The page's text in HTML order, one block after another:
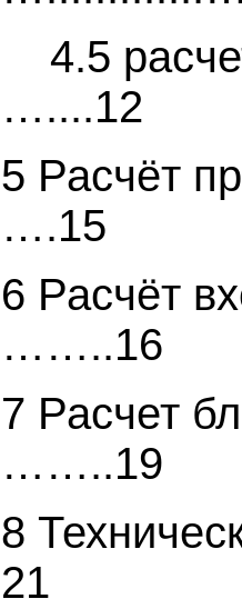
4.5
…....12
5 Расчёт
….15
6 Расчёт
……..16
7 Расчет
……..19
8
21